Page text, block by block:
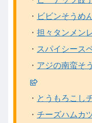
・ ビビンそうめ
・ 担々タンメン
・ スパイシース
・ アジの南蛮そ
・ とうもろこし
・ チーズハムカ